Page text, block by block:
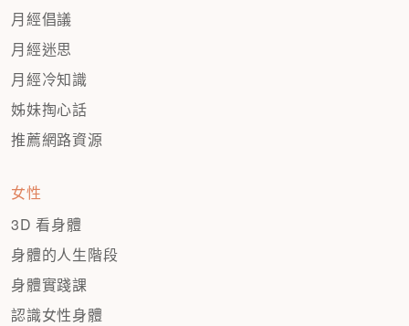
月經倡議
月經迷思
月經冷知識
姊妹掏心話
推薦網路資源
女性
3D 看身體
身體的人生階段
身體實踐課
認識女性身體